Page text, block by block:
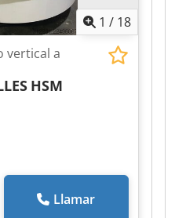
1 / 18
vertical a
HSM
Llamar